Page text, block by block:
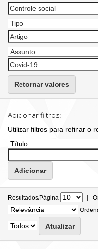
Retornar valores
Adicionar filtros:
Utilizar filtros para refinar o
Resultados/Página |